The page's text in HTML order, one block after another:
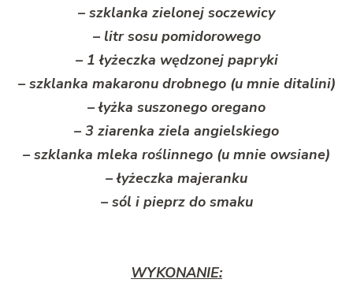
– szklanka zielonej soczewicy
– litr sosu pomidorowego
– 1 łyżeczka wędzonej papryki
– szklanka makaronu drobnego (u mnie ditalini)
– łyżka suszonego oregano
– 3 ziarenka ziela angielskiego
– szklanka mleka roślinnego (u mnie owsiane)
– łyżeczka majeranku
– sól i pieprz do smaku
WYKONANIE: